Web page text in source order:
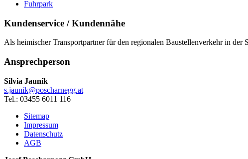
Fuhrpark
Kundenservice / Kundennähe
Als heimischer Transportpartner für den regionalen Baustellenverkehr in
Ansprechperson
Silvia Jaunik
s.jaunik@poscharnegg.at
Tel.: 03455 6011 116
Sitemap
Impressum
Datenschutz
AGB